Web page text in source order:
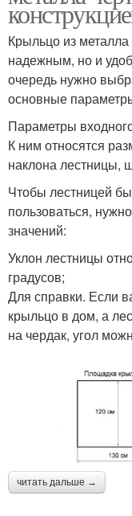
Крыльцо из
надежным, но и
очередь нужно
основные
Параметры
К ним относятся
наклона лестницы,
Чтобы лестницей
пользоваться,
значений:
Уклон лестницы
градусов;
Для справки. Если
крыльцо в дом, а
на чердак, угол
читать дальше →